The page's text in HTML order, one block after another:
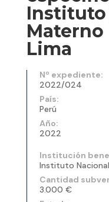
Instituto
Lima
Nº expediente:
2022/024
País:
Perú
Año:
2022
Institución
Instituto
Cantidad
3.000 €